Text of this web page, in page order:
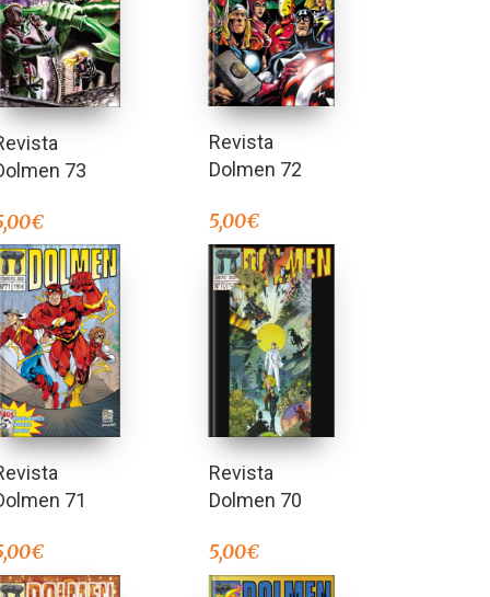
73
€
Revista
Dolmen 72
5,00€
71
€
Revista
Dolmen 70
5,00€